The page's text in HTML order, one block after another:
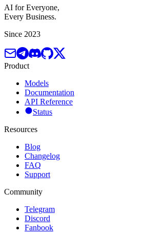
AI for Everyone,
Every Business.
Since 2023
Product
Models
Documentation
API Reference
Status
Resources
Blog
Changelog
FAQ
Support
Community
Telegram
Discord
Fanbook